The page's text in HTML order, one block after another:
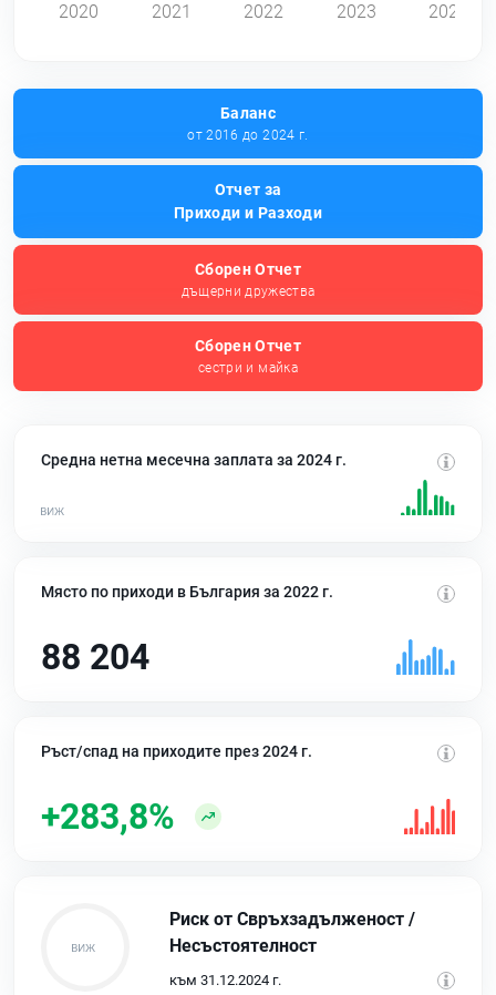
2020 2021 2022 2023 2024
Баланс
от 2016 до 2024 г.
Отчет за
Приходи и Разходи
Сборен Отчет
дъщерни дружества
Сборен Отчет
сестри и майка
Средна нетна месечна заплата за 2024 г.
Място по приходи в България за 2022 г.
88 204
Ръст/спад на приходите през 2024 г.
+283,8%
Риск от Свръхзадълженост /
Несъстоятелност
към 31.12.2024 г.